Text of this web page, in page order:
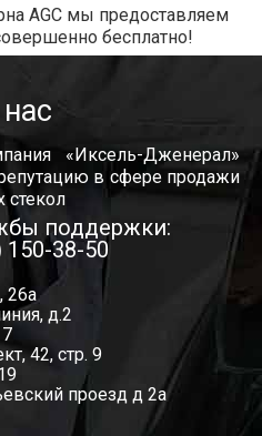
AGC мы предоставляем
бесплатно!
«Иксель-Дженерал»
в сфере продажи
стекол
поддержки:
150-38-50
26а
д.2
42, стр. 9
проезд д 2а